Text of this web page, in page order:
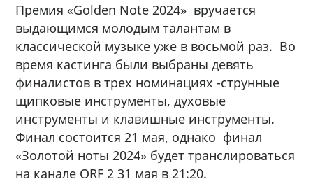
Премия «Golden Note 2024» вручается
выдающимся молодым талантам в
классической музыке уже в восьмой раз. Во
время кастинга были выбраны девять
финалистов в трех номинациях -струнные
щипковые инструменты, духовые
инструменты и клавишные инструменты.
Финал состоится 21 мая, однако финал
«Золотой ноты 2024» будет транслироваться
на канале ORF 2 31 мая в 21:20.